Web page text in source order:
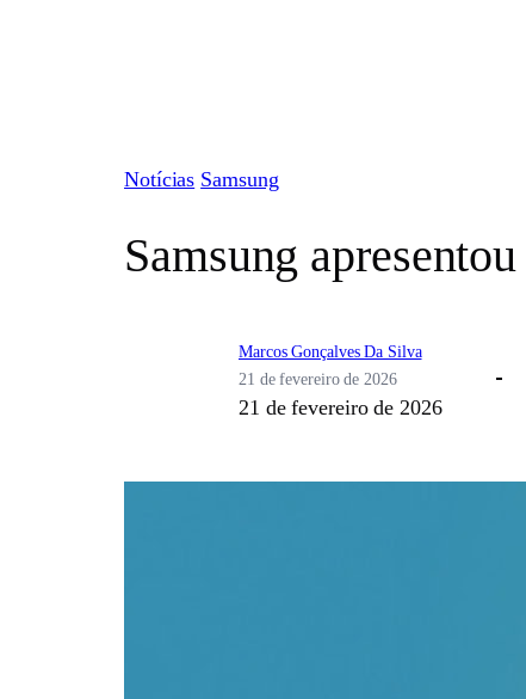
Notícias Samsung
Samsung
Marcos Gonçalves Da Silva
21 de fevereiro de 2026
21 de fevereiro de 2026